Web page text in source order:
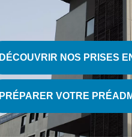
DÉCOUVRIR NOS PRISES
PRÉPARER VOTRE